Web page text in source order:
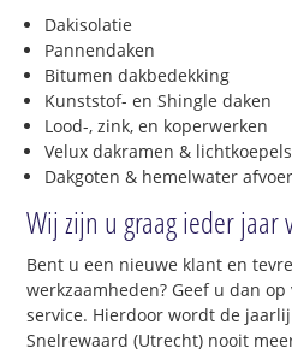
Dakisolatie
Pannendaken
Bitumen dakbedekking
Kunststof- en Shingle daken
Lood-, zink, en koperwerken
Velux dakramen & lichtkoepels
Dakgoten & hemelwater
Wij zijn u graag ieder jaar
Bent u een nieuwe klant en
werkzaamheden? Geef u dan
service. Hierdoor wordt de
Snelrewaard (Utrecht) nooit